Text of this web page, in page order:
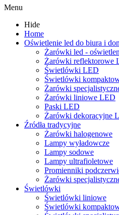
Menu
Hide
Home
Oświetlenie led do biura i
Żarówki led -
Żarówki reflektorowe
Świetlówki LED
Świetlówki
Żarówki
Żarówki liniowe LED
Paski LED
Żarówki dekoracyjne
Źródła tradycyjne
Żarówki halogenowe
Lampy wyładowcze
Lampy sodowe
Lampy ultrafioletowe
Promienniki
Żarówki
Świetlówki
Świetlówki liniowe
Świetlówki